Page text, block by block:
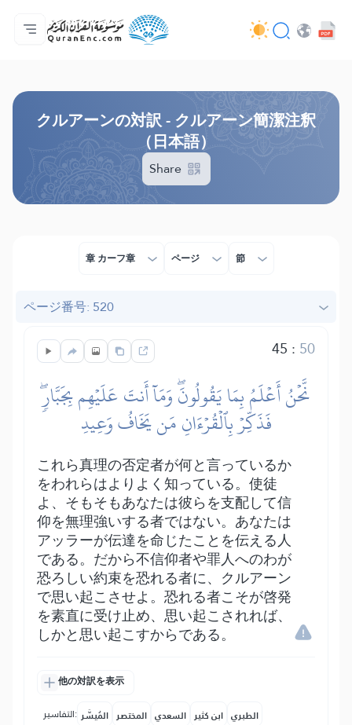
ホーム
対訳の目次
Audio
開発者向け提供サービス - API
事業内容
お問い合わせ
言語
クルアーンの対訳 - クルアーン簡潔注釈
（日本語）
Share
章 カーフ章 ページ 節
ページ番号: 520
45 : 50
نَّحۡنُ أَعۡلَمُ بِمَا يَقُولُونَۖ وَمَآ أَنتَ عَلَيۡهِم بِجَبَّارٖۖ
فَذَكِّرۡ بِٱلۡقُرۡءَانِ مَن يَخَافُ وَعِيدِ
これら真理の否定者が何と言っているか
をわれらはよりよく知っている。使徒
よ、そもそもあなたは彼らを支配して信
仰を無理強いする者ではない。あなたは
アッラーが伝達を命じたことを伝える人
である。だから不信仰者や罪人へのわが
恐ろしい約束を恐れる者に、クルアーン
で思い起こさせよ。恐れる者こそが啓発
を素直に受け止め、思い起こされれば、
しかと思い起こすからである。
他の対訳を表示
التفاسير: المُيسَّر المختصر السعدي ابن كثير الطبري